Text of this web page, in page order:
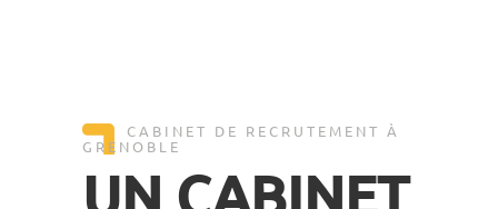
CABINET DE RECRUTEMENT À
GRENOBLE
UN CABINET